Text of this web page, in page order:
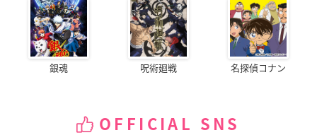
銀魂 呪術廻戦 名探偵コナン
OFFICIAL SNS